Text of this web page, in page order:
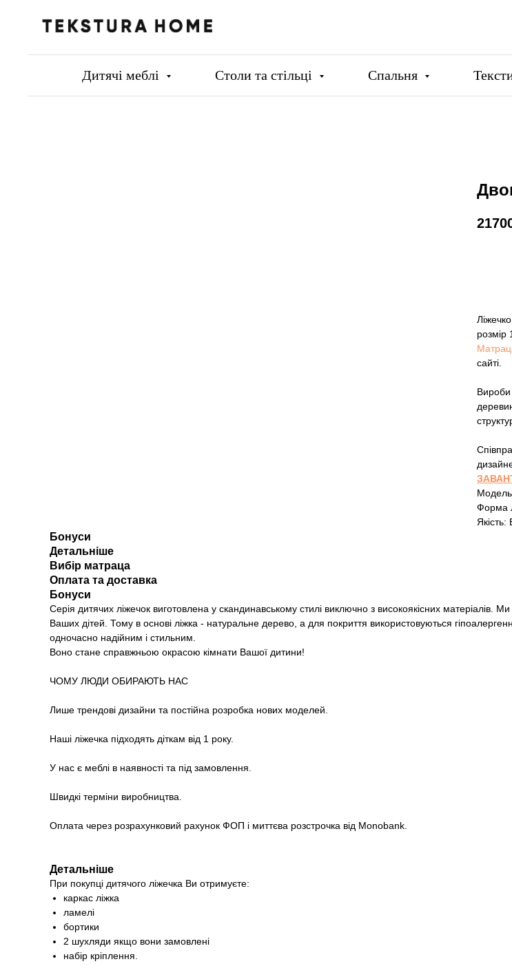
Дитячі меблі Столи та стільці Спальня
розмір
Матрац
сайті.
Вироби
Модель
Форма
Якість:
Бонуси
Детальніше
Вибір матраца
Оплата та доставка
Бонуси
Серія дитячих ліжечок виготовлена у скандинавському стилі виключно з високоякісних
Ваших дітей. Тому в основі ліжка - натуральне дерево, а для покриття використовуються
одночасно надійним і стильним.
Воно стане справжньою окрасою кімнати Вашої дитини!
ЧОМУ ЛЮДИ ОБИРАЮТЬ НАС
Лише трендові дизайни та постійна розробка нових моделей.
Наші ліжечка підходять діткам від 1 року.
У нас є меблі в наявності та під замовлення.
Швидкі терміни виробництва.
Оплата через розрахунковий рахунок ФОП і миттєва розстрочка від Monobank.
Детальніше
При покупці дитячого ліжечка Ви отримуєте:
каркас ліжка
ламелі
бортики
2 шухляди якщо вони замовлені
набір кріплення.